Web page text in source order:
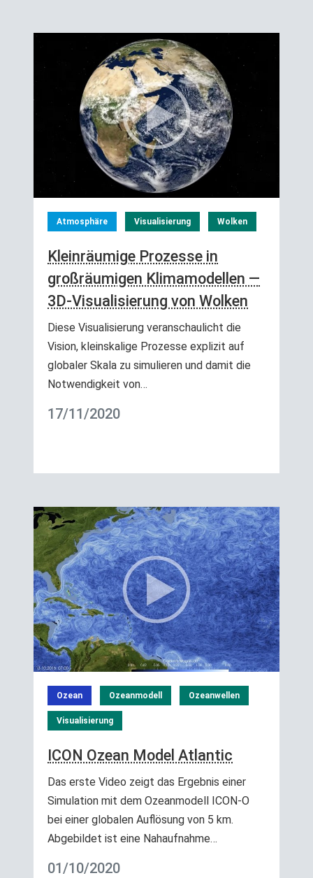
Atmosphäre Visualisierung Wolken
Kleinräumige Prozesse in
großräumigen Klimamodellen —
3D-Visualisierung von Wolken
Diese Visualisierung veranschaulicht die
Vision, kleinskalige Prozesse explizit auf
globaler Skala zu simulieren und damit die
Notwendigkeit von…
17/11/2020
Ozean Ozeanmodell Ozeanwellen
Visualisierung
ICON Ozean Model Atlantic
Das erste Video zeigt das Ergebnis einer
Simulation mit dem Ozeanmodell ICON-O
bei einer globalen Auflösung von 5 km.
Abgebildet ist eine Nahaufnahme…
01/10/2020